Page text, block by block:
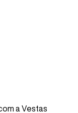
a Vestas